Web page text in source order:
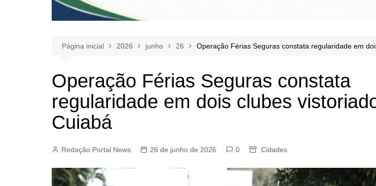
Página inicial 2026 junho 26 Operação Férias Seguras constata regularidade em
Operação Férias Seguras constata
regularidade em dois clubes
Cuiabá
Redação Portal News 26 de junho de 2026 0 Cidades